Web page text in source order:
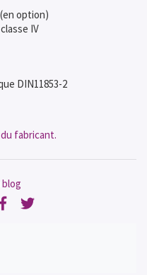
option)
IV
DIN11853-2
fabricant.
Facebook